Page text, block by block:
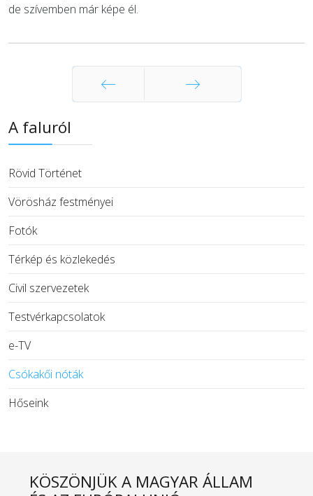
de szívemben már képe él.
A faluról
Rövid Történet
Vörösház festményei
Fotók
Térkép és közlekedés
Civil szervezetek
Testvérkapcsolatok
e-TV
Csókakői nóták
Hőseink
KÖSZÖNJÜK A MAGYAR ÁLLAM